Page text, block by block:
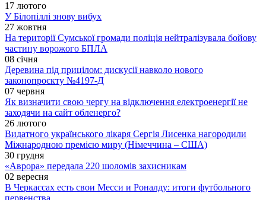
17 лютого
У Білопіллі знову вибух
27 жовтня
На території Сумської громади поліція нейтралізувала бойову
частину ворожого БПЛА
08 січня
Деревина під прицілом: дискусії навколо нового
законопроєкту №4197-Д
07 червня
Як визначити свою чергу на відключення електроенергії не
заходячи на сайт обленерго?
26 лютого
Видатного українського лікаря Сергія Лисенка нагородили
Міжнародною премією миру (Німеччина – США)
30 грудня
«Аврора» передала 220 шоломів захисникам
02 вересня
В Черкассах есть свои Месси и Роналду: итоги футбольного